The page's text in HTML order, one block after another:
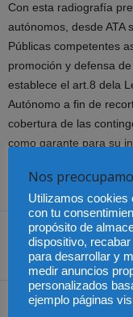
Con esta radiografía
autónomos, desde ATA
Públicas competentes
promoción y defensa
establece el art.8 dela
Autónomo a fin de
cobertura de las
como garante para su
Share
Artículo anterior
Nos
Utilizamos cookies
con tu
propósito de
dispositivo,
para desarrollar y
medir anuncios
personalizados
ejemplo páginas